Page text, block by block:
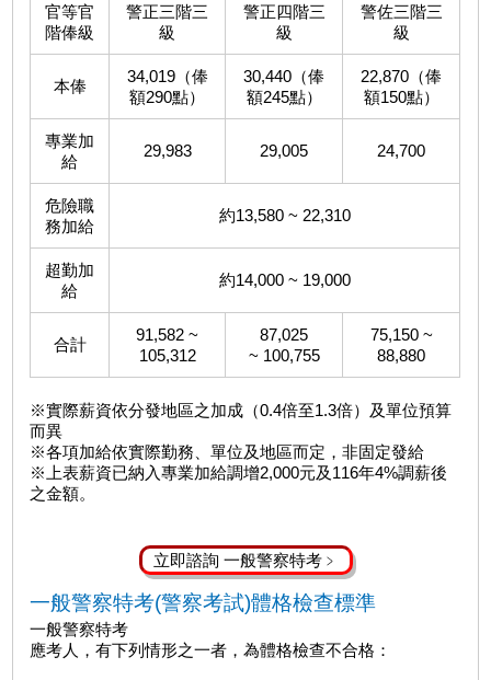
官等官
階俸級
警正三階三
級
警正四階三
級
警佐三階三
級
本俸
34,019（俸
額290點）
30,440（俸
額245點）
22,870（俸
額150點）
專業加
給
29,983 29,005 24,700
危險職
務加給
約13,580 ~ 22,310
超勤加
給
約14,000 ~ 19,000
合計
91,582 ~
105,312
87,025
~ 100,755
75,150 ~
88,880
※實際薪資依分發地區之加成（0.4倍至1.3倍）及單位預算
而異
※各項加給依實際勤務、單位及地區而定，非固定發給
※上表薪資已納入專業加給調增2,000元及116年4%調薪後
之金額。
立即諮詢 一般警察特考﹥
一般警察特考(警察考試)體格檢查標準
一般警察特考
應考人，有下列情形之一者，為體格檢查不合格：